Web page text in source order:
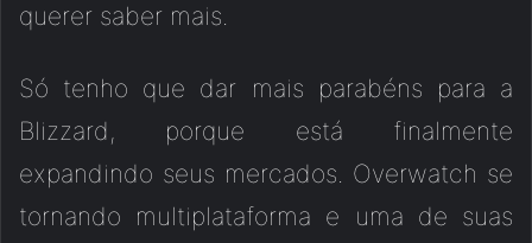
querer saber mais.
Só tenho que dar mais parabéns para a
Blizzard, porque está finalmente
expandindo seus mercados. Overwatch se
tornando multiplataforma e uma de suas